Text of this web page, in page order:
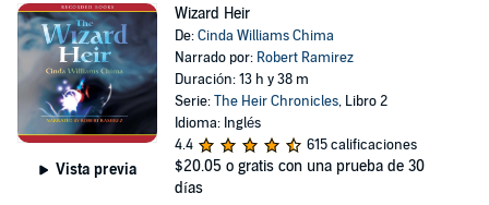
Vista previa
Wizard Heir
De:Cinda Williams Chima
Narrado por: Robert Ramirez
Duración: 13 h y 38 m
Serie:The Heir Chronicles, Libro 2
Idioma: Inglés
4.4
615 calificaciones
$20.05 o gratis con una prueba de 30
días